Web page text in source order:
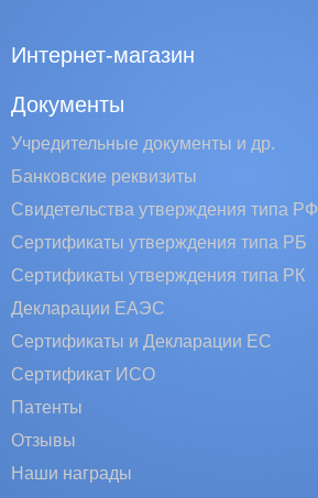
Интернет-магазин
Документы
Учредительные документы и др.
Банковские реквизиты
Свидетельства утверждения типа РФ
Сертификаты утверждения типа РБ
Сертификаты утверждения типа РК
Декларации ЕАЭС
Сертификаты и Декларации EC
Сертификат ИСО
Патенты
Отзывы
Наши награды